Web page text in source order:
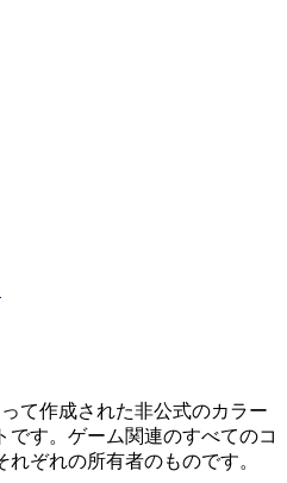
て作成された非公式のカラー
です。ゲーム関連のすべてのコ
ぞれの所有者のものです。